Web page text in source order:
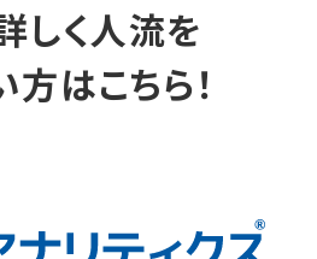
しく人流を
はこちら！